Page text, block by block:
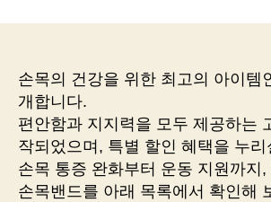
손목의 건강을 위한 최고의 아이템
개합니다.
편안함과 지지력을 모두 제공하는
작되었으며, 특별 할인 혜택을 누
손목 통증 완화부터 운동 지원까지,
손목밴드를 아래 목록에서 확인해